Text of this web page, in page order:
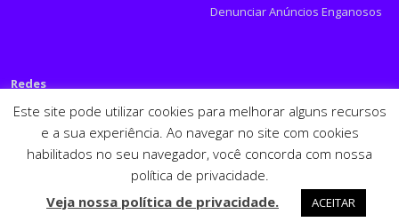
Denunciar Anúncios Enganosos
Redes
Siga a PSafe:
Facebook
TwitterRSS YoutubeLinkedIn
PSafe © 2026
Este site pode utilizar cookies para melhorar alguns recursos
e a sua experiência. Ao navegar no site com cookies
habilitados no seu navegador, você concorda com nossa
política de privacidade.
Veja nossa política de privacidade.
ACEITAR